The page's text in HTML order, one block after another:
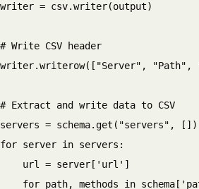
writer = csv.writer(output)
# Write CSV header
writer.writerow(["Server", "Path",
# Extract and write data to CSV
servers = schema.get("servers", [])
for server in servers: